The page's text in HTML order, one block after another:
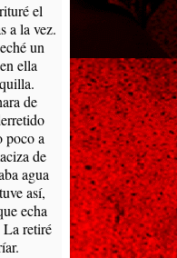
el
a la vez.
un
ella
de
poco a
de
agua
así,
echa
La retiré